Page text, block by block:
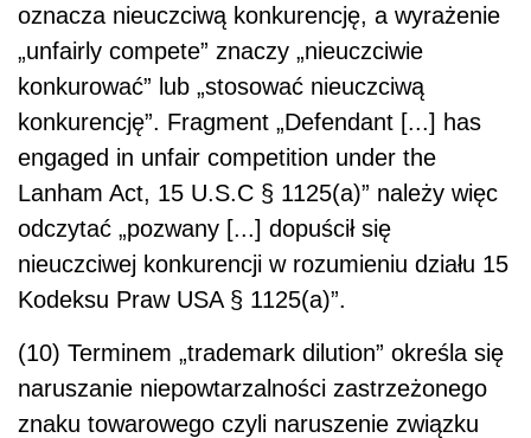
oznacza nieuczciwą konkurencję, a wyrażenie
„unfairly compete” znaczy „nieuczciwie
konkurować” lub „stosować nieuczciwą
konkurencję”. Fragment „Defendant [...] has
engaged in unfair competition under the
Lanham Act, 15 U.S.C § 1125(a)” należy więc
odczytać „pozwany [...] dopuścił się
nieuczciwej konkurencji w rozumieniu działu 15
Kodeksu Praw USA § 1125(a)”.
(10) Terminem „trademark dilution” określa się
naruszanie niepowtarzalności zastrzeżonego
znaku towarowego czyli naruszenie związku